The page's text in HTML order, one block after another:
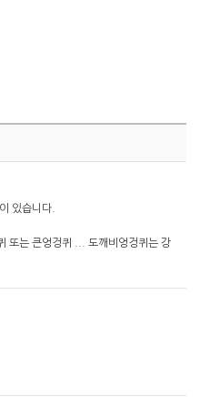
있습니다.
또는 큰엉겅퀴 ... 도깨비엉겅퀴는 강